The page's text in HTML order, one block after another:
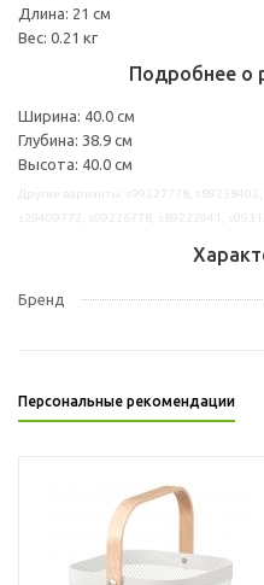
Длина: 21 см
Вес: 0.21 кг
Подробнее о
Ширина: 40.0 см
Глубина: 38.9 см
Высота: 40.0 см
Бренд
Персональные рекомендации